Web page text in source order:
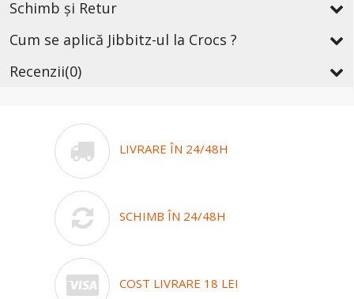
Schimb și Retur
Cum se aplică Jibbitz-ul la Crocs ?
Recenzii(0)
LIVRARE ÎN 24/48H
SCHIMB ÎN 24/48H
COST LIVRARE 18 LEI